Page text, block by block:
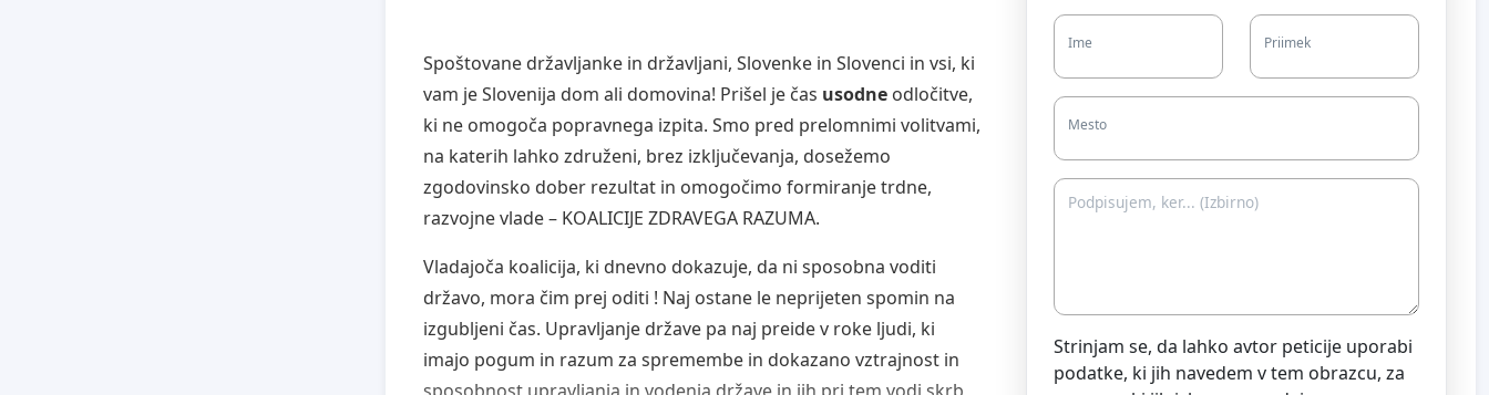
Spoštovane državljanke in državljani, Slovenke in Slovenci in vsi, ki
vam je Slovenija dom ali domovina! Prišel je čas usodne odločitve,
ki ne omogoča popravnega izpita. Smo pred prelomnimi volitvami,
na katerih lahko združeni, brez izključevanja, dosežemo
zgodovinsko dober rezultat in omogočimo formiranje trdne,
razvojne vlade – KOALICIJE ZDRAVEGA RAZUMA.
Vladajoča koalicija, ki dnevno dokazuje, da ni sposobna voditi
državo, mora čim prej oditi ! Naj ostane le neprijeten spomin na
izgubljeni čas. Upravljanje države pa naj preide v roke ljudi, ki
imajo pogum in razum za spremembe in dokazano vztrajnost in
Ime Priimek
Mesto
Strinjam se, da lahko avtor peticije uporabi
podatke, ki jih navedem v tem obrazcu, za